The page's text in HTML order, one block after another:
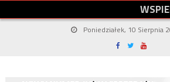
WSPIE
Poniedziałek, 10 Sierpnia